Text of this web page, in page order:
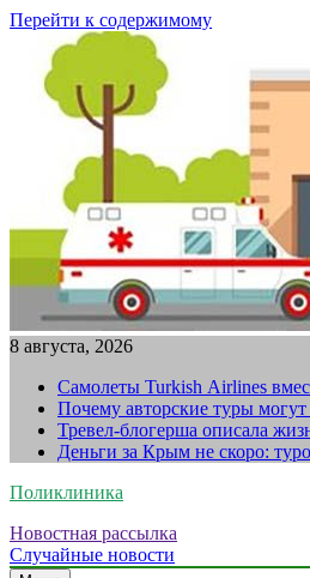
Перейти к содержимому
8 августа, 2026
Самолеты Turkish Airlines
Почему авторские туры
Тревел-блогерша описала
Деньги за Крым не скоро:
Поликлиника
Новостная рассылка
Случайные новости